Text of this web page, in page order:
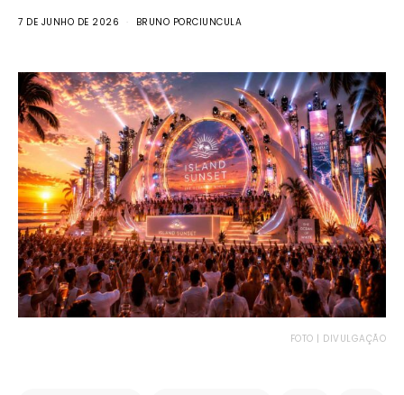
7 DE JUNHO DE 2026 BRUNO PORCIUNCULA
FOTO | DIVULGAÇÃO